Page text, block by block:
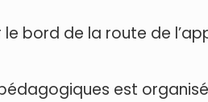
bord de la route de
est